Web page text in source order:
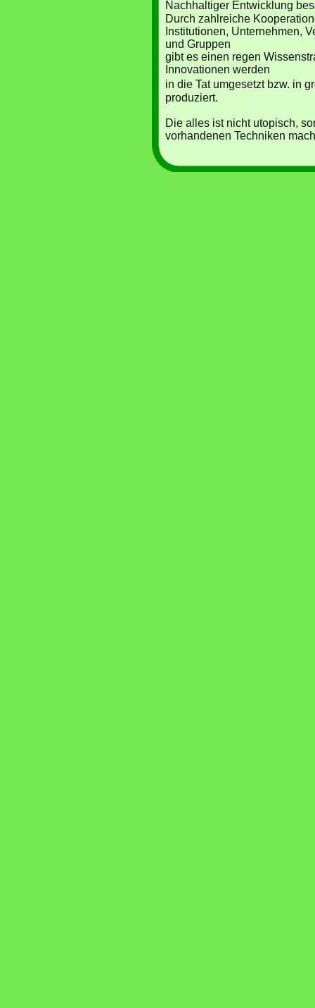
Nachhaltiger Entwicklung
Durch zahlreiche
Institutionen, Unternehmen,
und Gruppen
gibt es einen regen
Innovationen werden
in die Tat umgesetzt bzw. in
produziert.
Die alles ist nicht utopisch,
vorhandenen Techniken